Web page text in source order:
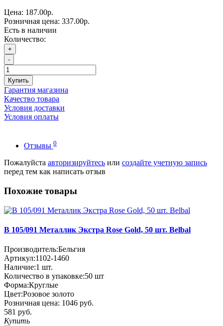
Цена: 187.00р.
Розничная цена: 337.00р.
Есть в наличии
Количество:
+
-
Купить
Гарантия магазина
Качество товара
Условия доставки
Условия оплаты
Отзывы 0
Пожалуйста авторизируйтесь или создайте учетную запись
перед тем как написать отзыв
Похожие товары
В 105/091 Металлик Экстра Rose Gold, 50 шт. Belbal
Производитель:Бельгия
Артикул:1102-1460
Наличие:1 шт.
Количество в упаковке:50 шт
Форма:Круглые
Цвет:Розовое золото
Розничная цена: 1046 руб.
581 руб.
Купить